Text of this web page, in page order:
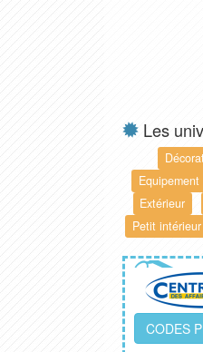
Les
Extérieur
Petit intérieur
CODES